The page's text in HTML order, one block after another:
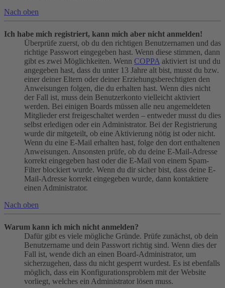
Nach oben
Ich habe mich registriert, kann mich aber nicht anmelden!
Überprüfe zuerst, ob du den richtigen Benutzernamen und das
richtige Passwort eingegeben hast. Wenn diese stimmen, dann
gibt es zwei Möglichkeiten. Wenn COPPA aktiviert ist und du
angegeben hast, dass du unter 13 Jahre alt bist, musst du bzw.
einer deiner Eltern oder deiner Erziehungsberechtigten den
Anweisungen folgen, die du erhalten hast. Wenn dies nicht
der Fall ist, muss dein Benutzerkonto vielleicht aktiviert
werden. Bei einigen Boards müssen alle neu angemeldeten
Mitglieder erst freigeschaltet werden – entweder musst du dies
selbst erledigen oder ein Administrator. Bei der Registrierung
wurde dir mitgeteilt, ob eine Aktivierung nötig ist oder nicht.
Wenn du eine E-Mail erhalten hast, folge den dort enthaltenen
Anweisungen. Ansonsten prüfe, ob du deine E-Mail-Adresse
korrekt eingegeben hast oder die E-Mail von einem Spam-
Filter blockiert wurde. Wenn du dir sicher bist, dass deine E-
Mail-Adresse korrekt eingegeben wurde, dann kontaktiere
einen Administrator.
Nach oben
Warum kann ich mich nicht anmelden?
Dafür gibt es viele mögliche Gründe. Prüfe zunächst, ob dein
Benutzername und dein Passwort richtig sind. Wenn dies der
Fall ist, wende dich an einen Board-Administrator, um
sicherzugehen, dass du nicht gesperrt wurdest. Es ist ebenfalls
möglich, dass ein Konfigurationsproblem mit der Website
vorliegt, welches ein Administrator lösen muss.